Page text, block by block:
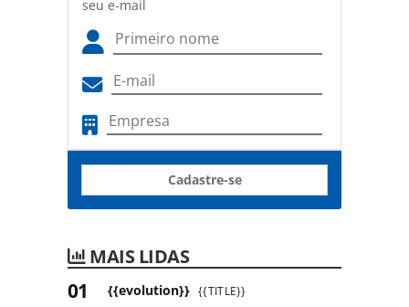
seu e-mail
Cadastre-se
MAIS LIDAS
{{evolution}} {{TITLE}}